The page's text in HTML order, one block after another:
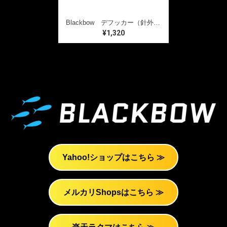
Blackbow デフッカー（針外し）
¥1,320
Yahoo!ショップはこちら ≫
メルカリShopsはこちら ≫